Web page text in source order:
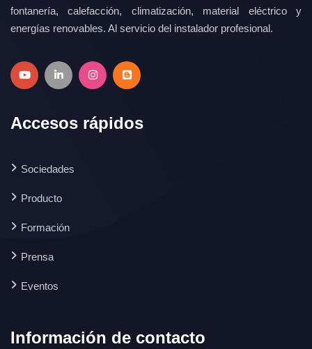
fontanería, calefacción, climatización, material eléctrico y
energías renovables. Al servicio del instalador profesional.
Accesos rápidos
Sociedades
Producto
Formación
Prensa
Eventos
Información de contacto